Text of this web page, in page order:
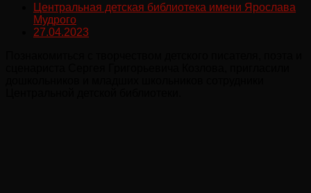
Центральная детская библиотека имени Ярослава
Мудрого
27.04.2023